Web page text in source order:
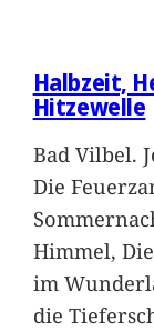
Halbzeit,
Hitzewelle
Bad Vilbel.
Die
Himmel,
im
die